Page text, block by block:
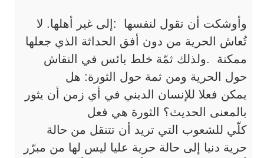
وأوشكت أن تقول لنفسها : إلى غير أهلها. لا
تُعاش الحرية من دون أفق الحداثة الذي جعلها
ممكنة
.ولذلك ثمّة خلط بائس في النقاش
حول الحرية ومن ثمة حول الثورة: هل
يمكن فعلا للإنسان الديني في أي زمن أن يثور
بالمعنى الحديث؟ الثورة هي فعل
كلّي للشعوب التي تريد أن تتنقل من حالة
حرية دنيا إلى حالة حرية عليا ليس لها من مبرّر